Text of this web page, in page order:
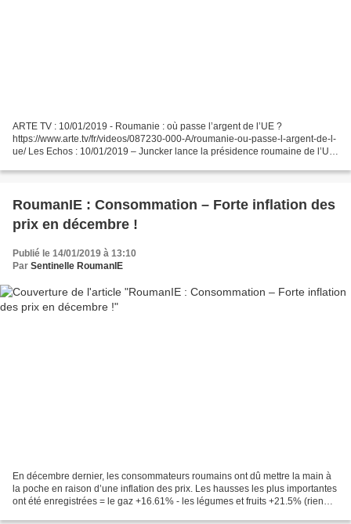
ARTE TV : 10/01/2019 - Roumanie : où passe l’argent de l’UE ?
https://www.arte.tv/fr/videos/087230-000-A/roumanie-ou-passe-l-argent-de-l-
ue/ Les Echos : 10/01/2019 – Juncker lance la présidence roumaine de l’UE
https://www.lesechos.fr/monde/europe/0600491465209-juncker-lance-la-
RoumanIE : Consommation – Forte inflation des
prix en décembre !
Publié le 14/01/2019 à 13:10
Par Sentinelle RoumanIE
En décembre dernier, les consommateurs roumains ont dû mettre la main à
la poche en raison d’une inflation des prix. Les hausses les plus importantes
ont été enregistrées = le gaz +16.61% - les légumes et fruits +21.5% (rien